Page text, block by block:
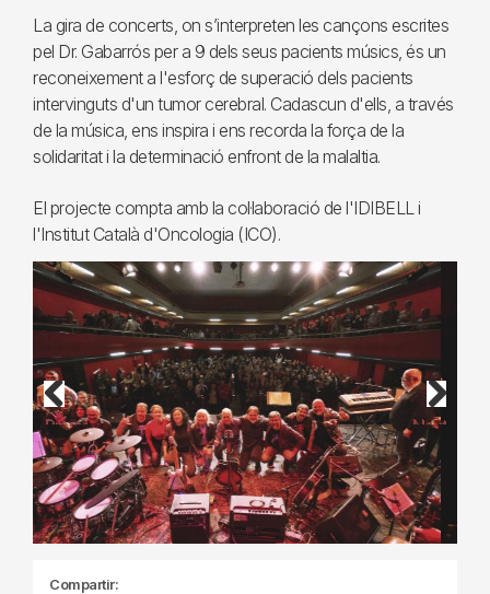
La gira de concerts, on s’interpreten les cançons escrites
pel Dr. Gabarrós per a 9 dels seus pacients músics, és un
reconeixement a l'esforç de superació dels pacients
intervinguts d'un tumor cerebral. Cadascun d'ells, a través
de la música, ens inspira i ens recorda la força de la
solidaritat i la determinació enfront de la malaltia.
El projecte compta amb la col·laboració de l'IDIBELL i
l'Institut Català d'Oncologia (ICO).
Previous Next
Compartir: